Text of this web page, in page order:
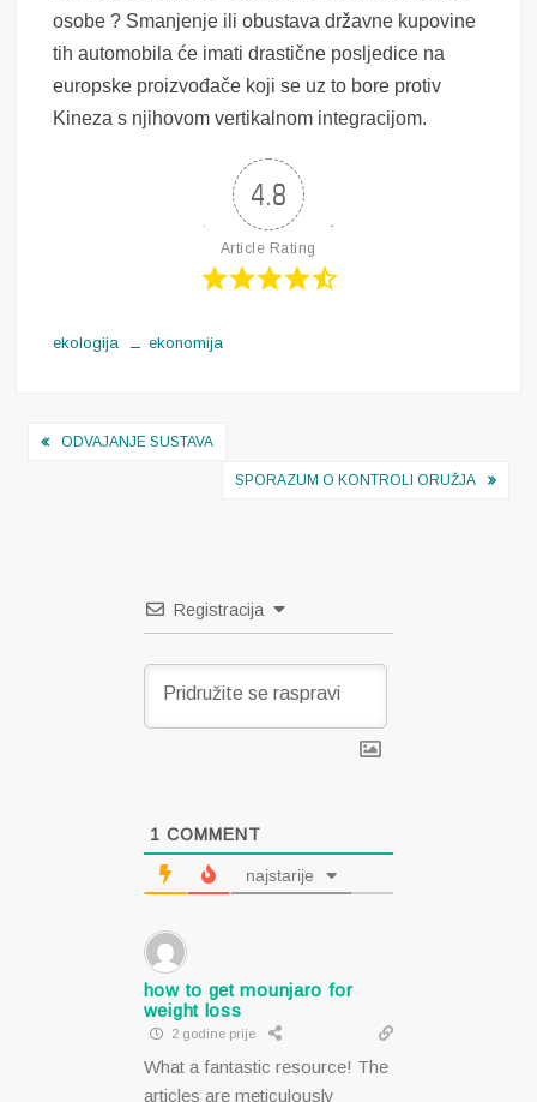
osobe ? Smanjenje ili obustava državne kupovine
tih automobila će imati drastične posljedice na
europske proizvođače koji se uz to bore protiv
Kineza s njihovom vertikalnom integracijom.
4.8
Article Rating
ekologija ekonomija
Navigacija
ODVAJANJE SUSTAVA
SPORAZUM O KONTROLI ORUŽJA
Registracija
1 COMMENT
najstarije
how to get mounjaro for
weight loss
2 godine prije
What a fantastic resource! The
articles are meticulously